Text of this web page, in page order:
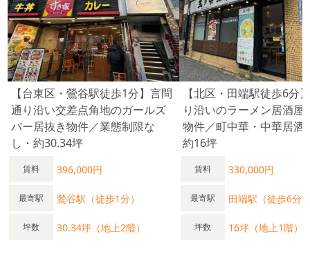
【台東区・鶯谷駅徒歩1分】言問
通り沿い交差点角地のガールズ
バー居抜き物件／業態制限な
し・約30.34坪
賃料 396,000円
最寄駅 鶯谷駅（徒歩1分）
坪数 30.34坪（地上2階）
【北区・田端駅徒歩6分
り沿いのラーメン居酒屋
物件／町中華・中華居酒
約16坪
賃料 330,000円
最寄駅 田端駅（徒歩6分
坪数 16坪（地上1階）